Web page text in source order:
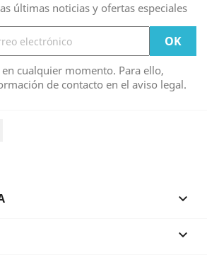
últimas noticias y ofertas especiales
cualquier momento. Para ello,
de contacto en el aviso legal.

